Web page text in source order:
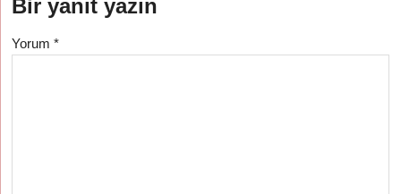
Bir yanıt yazın
Yorum*